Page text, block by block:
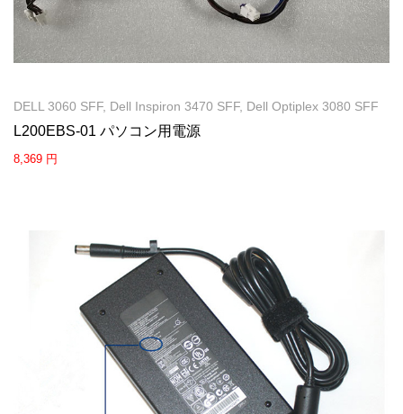
DELL 3060 SFF, Dell Inspiron 3470 SFF, Dell Optiplex 3080 SFF
L200EBS-01 パソコン用電源
8,369 円